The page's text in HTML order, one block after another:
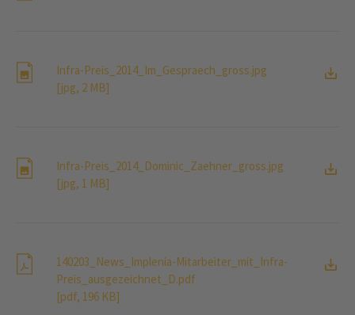
Infra-Preis_2014_Im_Gespraech_gross.jpg
[jpg, 2 MB]
Infra-Preis_2014_Dominic_Zaehner_gross.jpg
[jpg, 1 MB]
140203_News_Implenia-Mitarbeiter_mit_Infra-
Preis_ausgezeichnet_D.pdf
[pdf, 196 KB]